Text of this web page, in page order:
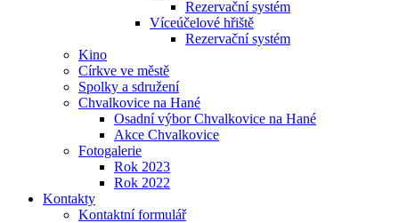
Rezervační systém
Víceúčelové hřiště
Rezervační systém
Kino
Církve ve městě
Spolky a sdružení
Chvalkovice na Hané
Osadní výbor Chvalkovice na Hané
Akce Chvalkovice
Fotogalerie
Rok 2023
Rok 2022
Kontakty
Kontaktní formulář